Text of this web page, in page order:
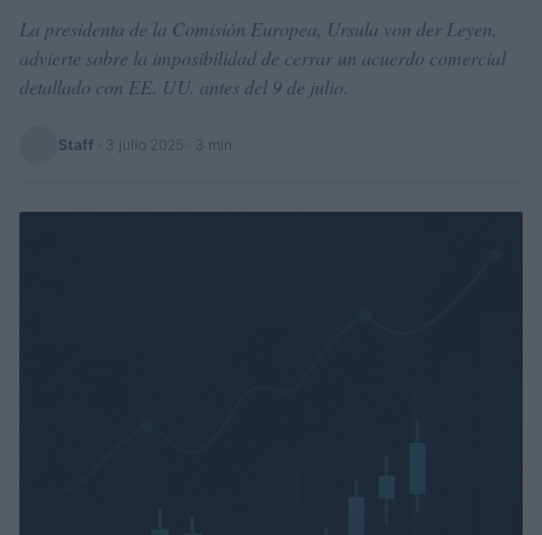
La presidenta de la Comisión Europea, Ursula von der Leyen,
advierte sobre la imposibilidad de cerrar un acuerdo comercial
detallado con EE. UU. antes del 9 de julio.
Staff 3 julio 2025 · 3 min